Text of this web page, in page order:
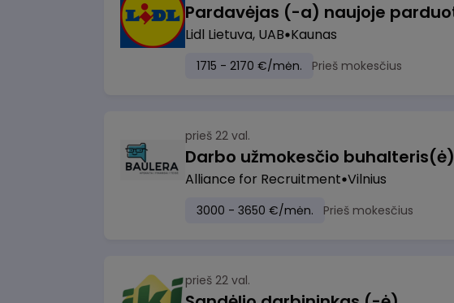
Lidl Lietuva, UAB Kaunas
1715 - 2170 €/mėn. Prieš mokesčius
prieš 22 val.
Darbo užmokesčio buhalteris(ė)
Alliance for Recruitment Vilnius
3000 - 3650 €/mėn. Prieš mokesčius
prieš 22 val.